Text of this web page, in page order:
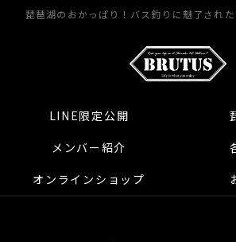
琵琶湖のおかっぱり！バス釣りに魅了され
LINE限定公開
メンバー紹介
オンラインショップ